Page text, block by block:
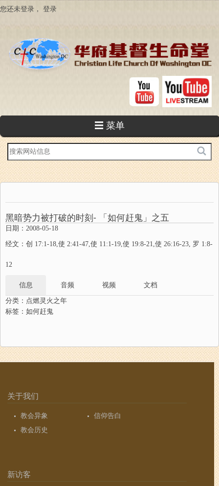
跳
您还未登录， 登录
☰ 菜单
站
内
搜
索
黑暗势力被打破的时刻- 「如何赶鬼」之五
日期：2008-05-18
经文：创 17:1-18,使 2:41-47,使 11:1-19,使 19:8-21,使 26:16-23, 罗 1:8-
12
信息 音频 视频 文档
分类： 点燃灵火之年
标签： 如何赶鬼
关于我们
教会异象
信仰告白
教会历史
新访客